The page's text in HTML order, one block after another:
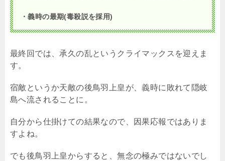
・義時の最期(毒殺説を採用)
最終回では、承久の乱というクライマックスを迎えま
す。
宿敵というか天敵の後鳥羽上皇が、義時に敗れて隠岐
島へ流されることに。
自分から仕掛けての結果なので、因果応報ではありま
すよね。
でも後鳥羽上皇からすると、無念の極みではないでし